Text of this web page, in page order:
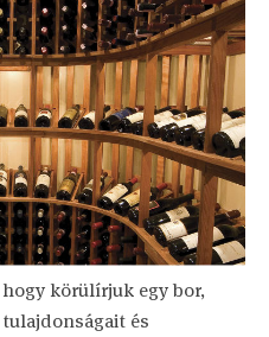
körülírjuk egy bor,
és